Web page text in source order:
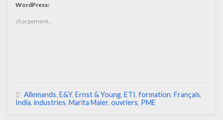
WordPress:
chargement…
Allemands, E&Y, Ernst & Young, ETI, formation, Français,
India, industries, Marita Maier, ouvriers, PME